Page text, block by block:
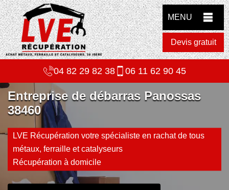
MENU
Devis gratuit
04 82 29 82 38 06 11 62 90 45
Entreprise de débarras Panossas
38460
LVE Récupération votre spécialiste en rachat de tous
métaux, ferraille et catalyseurs
Récupération à domicile